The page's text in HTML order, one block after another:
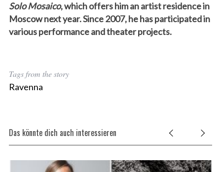
Solo Mosaico, which offers him an artist residence in
Moscow next year. Since 2007, he has participated in
various performance and theater projects.
Tags from the story
Ravenna
Das könnte dich auch interessieren